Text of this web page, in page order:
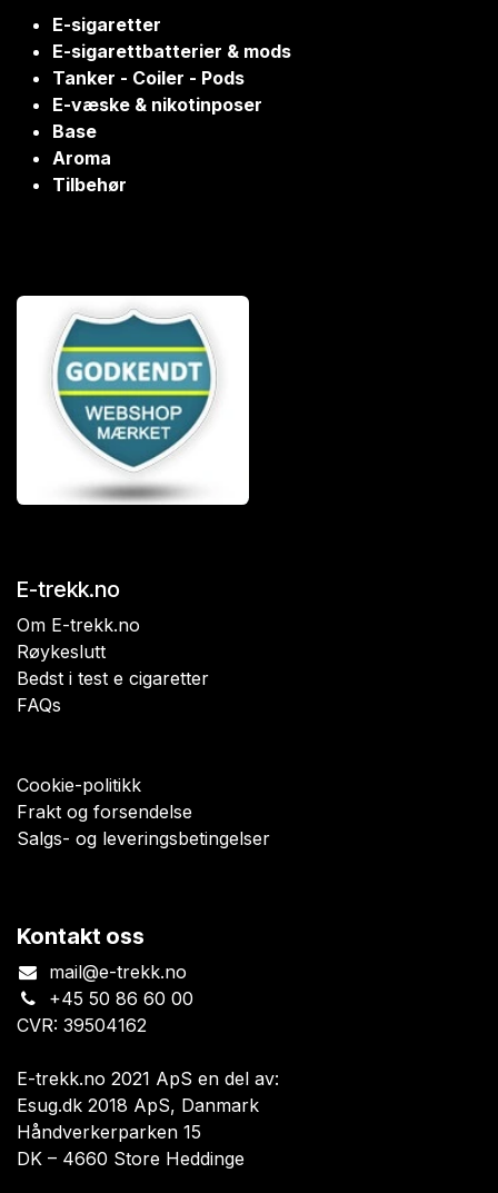
E-sigaretter
E-sigarettbatterier & mods
Tanker - Coiler - Pods
E-væske & nikotinposer
Base
Aroma
Tilbehør
E-trekk.no
Om E-trekk.no
Røykeslutt
Bedst i test e cigaretter
FAQs
Cookie-politikk
Frakt og forsendelse
Salgs- og leveringsbetingelser
Kontakt oss
mail@e-trekk.no
+45 50 86 60 00
CVR: 39504162
E-trekk.no 2021 ApS en del av:
Esug.dk 2018 ApS, Danmark
Håndverkerparken 15
DK – 4660 Store Heddinge